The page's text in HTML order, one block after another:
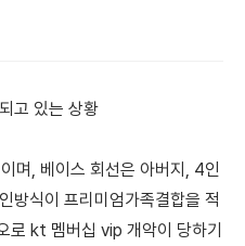
고 있는 상황
며, 베이스 회선은 아버지, 4인
방식이 프리미엄가족결합을 적
로 kt 멤버십 vip 개악이 당하기